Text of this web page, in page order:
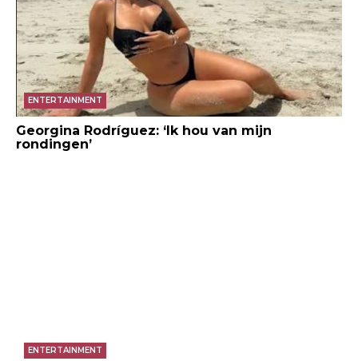
ENTERTAINMENT
Georgina Rodríguez: ‘Ik hou van mijn
rondingen’
ENTERTAINMENT